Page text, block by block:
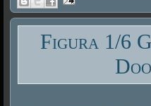
Figura 1/6